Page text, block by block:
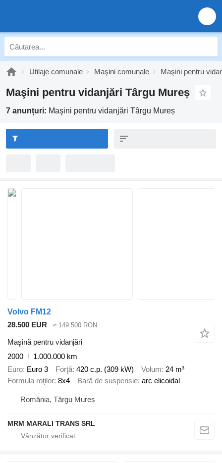
Utilaje comunale Maşini comunale Maşini pentru
Maşini pentru vidanjări Târgu Mureș
7 anunțuri: Maşini pentru vidanjări Târgu Mureș
Volvo FM12
28.500 EUR
≈ 149.500 RON
Maşină pentru vidanjări
2000
1.000.000 km
Euro Euro 3 Forţă 420 c.p. (309 kW) Volum 24 m³
Formula roţilor 8x4 Bară de suspensie arc elicoidal
România, Târgu Mureș
MRM MARALI TRANS SRL